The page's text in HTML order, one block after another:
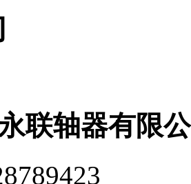
联轴器有限